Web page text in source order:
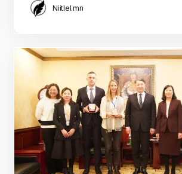
Niitlel.mn